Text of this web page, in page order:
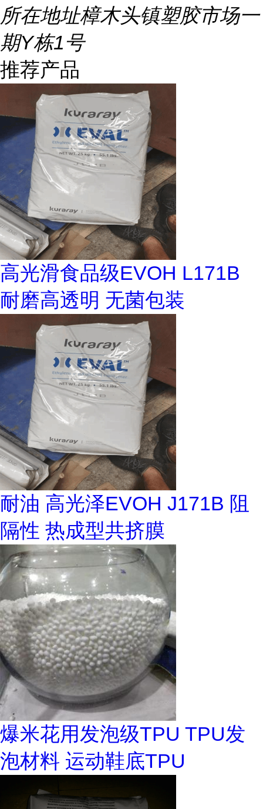
所在地址樟木头镇塑胶市场一
期Y栋1号
推荐产品
高光滑食品级EVOH L171B
耐磨高透明 无菌包装
耐油 高光泽EVOH J171B 阻
隔性 热成型共挤膜
爆米花用发泡级TPU TPU发
泡材料 运动鞋底TPU